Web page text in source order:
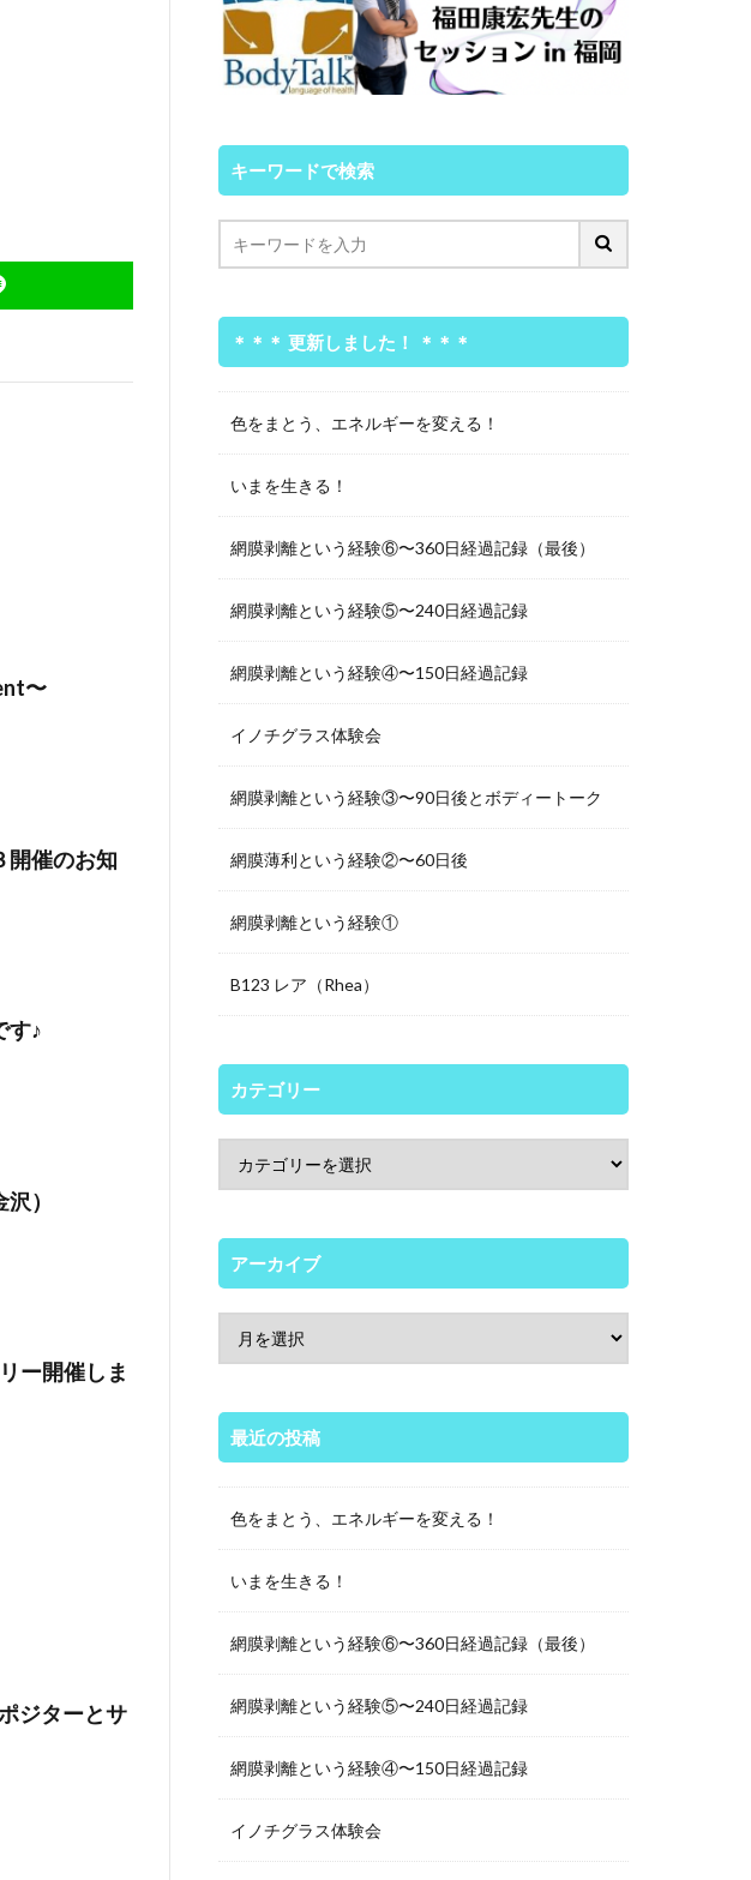
〜
開催のお知
す♪
）
ー開催しま
ジターとサ
キーワードで検索
＊＊＊ 更新しました！ ＊＊＊
色をまとう、エネルギーを変える！
いまを生きる！
網膜剥離という経験⑥〜360日経過記録（最後）
網膜剥離という経験⑤〜240日経過記録
網膜剥離という経験④〜150日経過記録
イノチグラス体験会
網膜剥離という経験③〜90日後とボディートーク
網膜薄利という経験②〜60日後
網膜剥離という経験①
B123 レア（Rhea）
カテゴリー
アーカイブ
最近の投稿
色をまとう、エネルギーを変える！
いまを生きる！
網膜剥離という経験⑥〜360日経過記録（最後）
網膜剥離という経験⑤〜240日経過記録
網膜剥離という経験④〜150日経過記録
イノチグラス体験会